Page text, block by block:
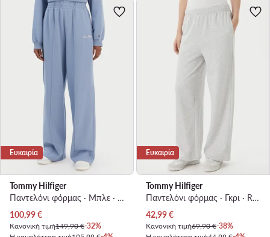
Ευκαιρία
Tommy Hilfiger
Παντελόνι φόρμας · Μπλε · Relaxed Fit
Τρέχουσα τιμή
100,99€
Κανονική τιμή149,90 €-32%
Ευκαιρία
Tommy Hilfiger
Παντελόνι φόρμας · Γκρι · Regular Fit
Τρέχουσα τιμή
42,99€
Κανονική τιμή69,90 €-38%